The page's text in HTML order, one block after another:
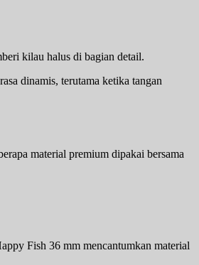
kilau halus di bagian detail.
dinamis, terutama ketika tangan
material premium dipakai bersama
Fish 36 mm mencantumkan material